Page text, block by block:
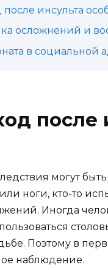
инсульта
осложнений и
в социальной
после
могут
ноги, кто-то
Иногда
пользоваться
Поэтому в
наблюдение.